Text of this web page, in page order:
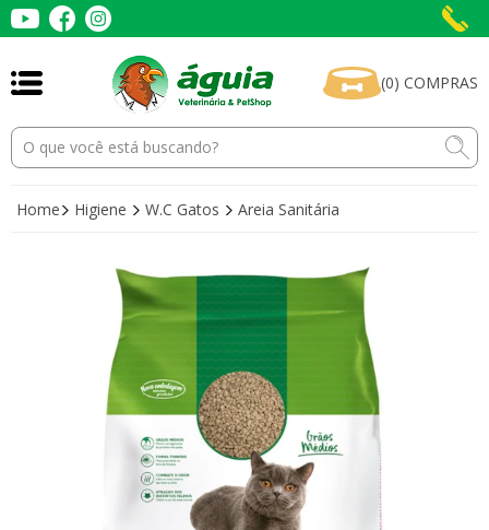
(0) COMPRAS
Home Higiene W.C Gatos Areia Sanitária